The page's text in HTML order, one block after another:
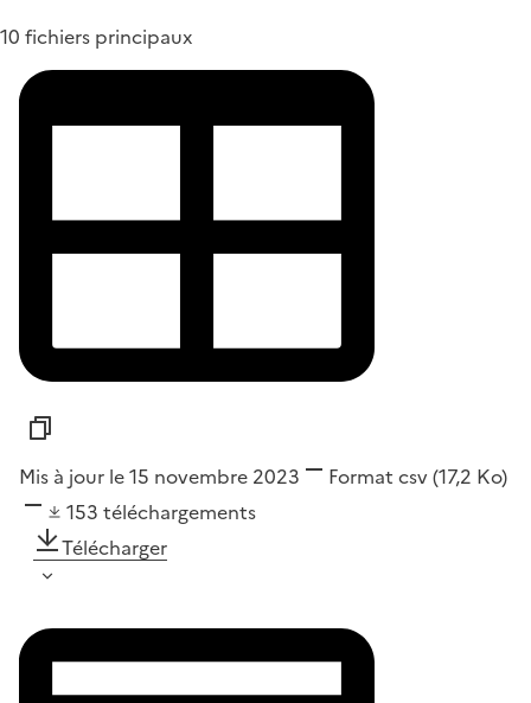
10 fichiers principaux
Mis à jour le 15 novembre 2023 Format csv(17,2 Ko)
153 téléchargements
Télécharger